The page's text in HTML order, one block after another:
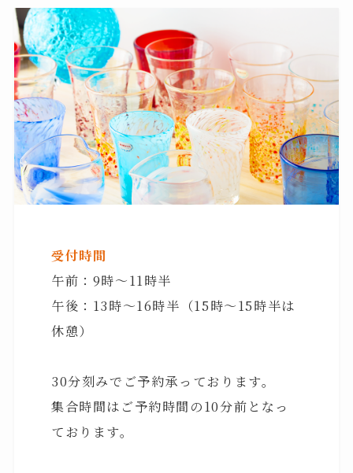
受付時間
午前：9時〜11時半
午後：13時〜16時半（15時〜15時半は
休憩）
30分刻みでご予約承っております。
集合時間はご予約時間の10分前となっ
ております。